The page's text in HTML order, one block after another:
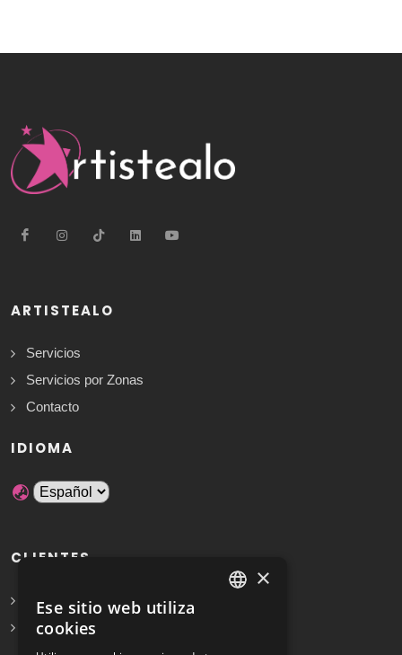
ARTISTEALO
Servicios
Servicios por Zonas
Contacto
IDIOMA
CLIENTES
Solicita Presupuesto Gratis
Preguntas frecuentes
×
Ese sitio web utiliza
cookies